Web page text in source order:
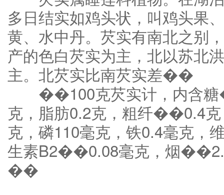
多日结实如鸡头状，叫鸡头果
黄、水中丹。芡实有南北之别
产的色白芡实为主，北以苏北
主。北芡实比南芡实差��
��100克芡实计，内含
克，脂肪0.2克，粗纤��0.4
克，磷110毫克，铁0.4毫克
生素B2��0.08毫克，烟
��